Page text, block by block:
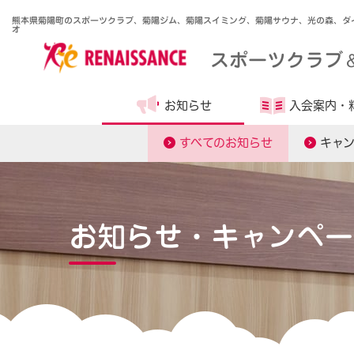
熊本県菊陽町のスポーツクラブ、菊陽ジム、菊陽スイミング、菊陽サウナ、光の森、
オ
スポーツクラブ
お知らせ
すべてのお知らせ キャ
入会案内・
お知らせ・キャンペ